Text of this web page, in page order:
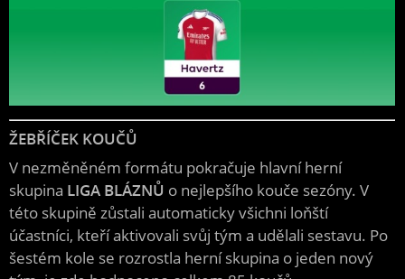
ŽEBŘÍČEK KOUČŮ
V nezměněném formátu pokračuje hlavní herní
skupina LIGA BLÁZNŮ o nejlepšího kouče sezóny. V
této skupině zůstali automaticky všichni loňští
účastníci, kteří aktivovali svůj tým a udělali sestavu. Po
šestém kole se rozrostla herní skupina o jeden nový